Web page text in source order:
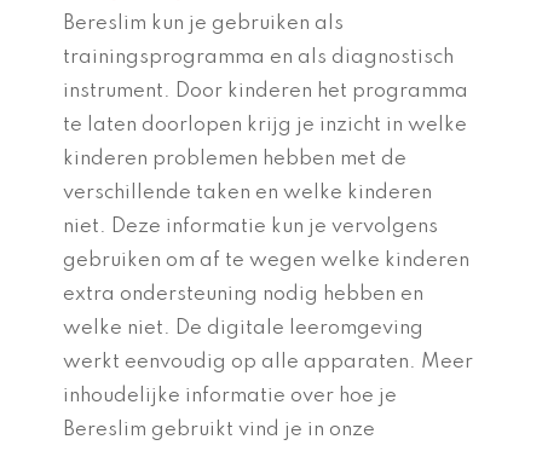
Bereslim kun je gebruiken als
trainingsprogramma en als diagnostisch
instrument. Door kinderen het programma
te laten doorlopen krijg je inzicht in welke
kinderen problemen hebben met de
verschillende taken en welke kinderen
niet. Deze informatie kun je vervolgens
gebruiken om af te wegen welke kinderen
extra ondersteuning nodig hebben en
welke niet. De digitale leeromgeving
werkt eenvoudig op alle apparaten. Meer
inhoudelijke informatie over hoe je
Bereslim gebruikt vind je in onze